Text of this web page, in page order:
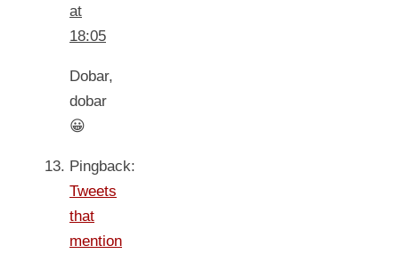
at
18:05
Dobar,
dobar
😀
Pingback:
Tweets
that
mention